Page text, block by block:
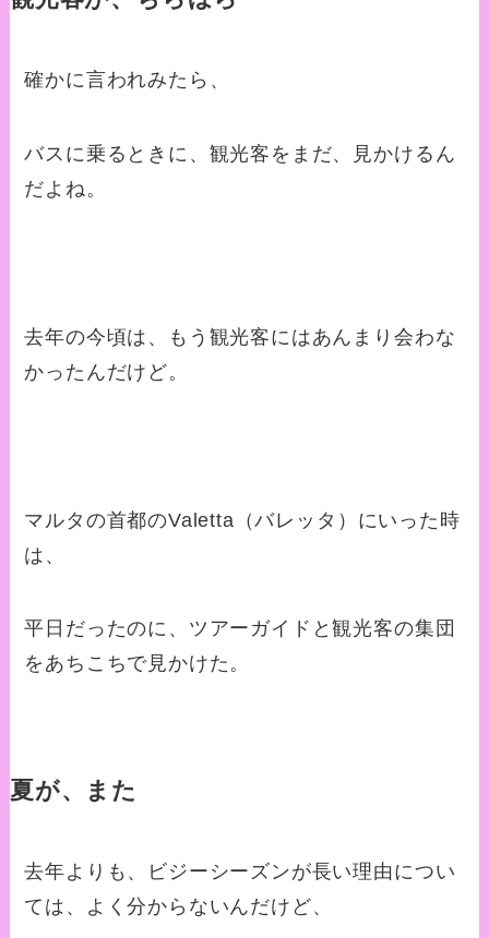
確かに言われみたら、
バスに乗るときに、観光客をまだ、見かけるん
だよね。
去年の今頃は、もう観光客にはあんまり会わな
かったんだけど。
マルタの首都のValetta（バレッタ）にいった時
は、
平日だったのに、ツアーガイドと観光客の集団
をあちこちで見かけた。
夏が、また
去年よりも、ビジーシーズンが長い理由につい
ては、よく分からないんだけど、